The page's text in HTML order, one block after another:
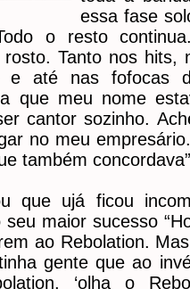
essa fase
o resto
Tanto nos hits,
e até nas fofocas
que meu nome
cantor sozinho.
no meu
também
que ujá ficou
seu maior sucesso
ao Rebolation.
gente que ao
‘olha o